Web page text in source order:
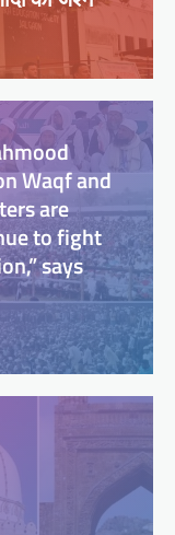
Waqf and
are
to fight
says